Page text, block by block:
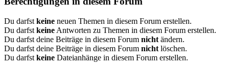
Du darfst keine neuen Themen in diesem Forum erstellen.
Du darfst keine Antworten zu Themen in diesem Forum erstellen.
Du darfst deine Beiträge in diesem Forum nicht ändern.
Du darfst deine Beiträge in diesem Forum nicht löschen.
Du darfst keine Dateianhänge in diesem Forum erstellen.